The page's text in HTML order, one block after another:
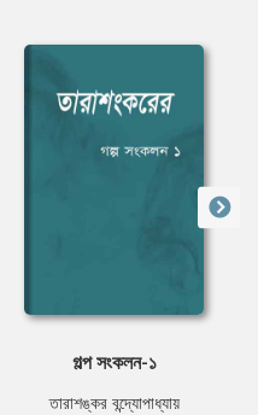
গল্প সংকলন-১
তারাশঙ্কর বন্দ্যোপাধ্যায়